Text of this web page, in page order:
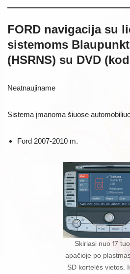
FORD navigacija su
sistemoms
(HSRNS) su DVD
Neatnaujiname
Sistema įmanoma šiuose
Ford 2007-2010 m.
Skiriasi nuo f7
apačioje po
SD kortelės vietos.